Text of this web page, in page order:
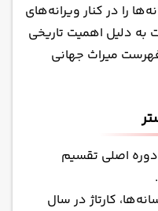
را در کنار ویرانه‌های
به دلیل اهمیت تاریخی
در سال 1979 در فهرست میراث جهانی
دوره اصلی تقسیم
کارتاژ در سال